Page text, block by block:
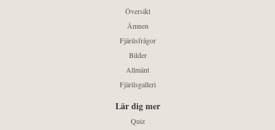
Översikt
Ämnen
Fjärilsfrågor
Bilder
Allmänt
Fjärilsgalleri
Lär dig mer
Quiz